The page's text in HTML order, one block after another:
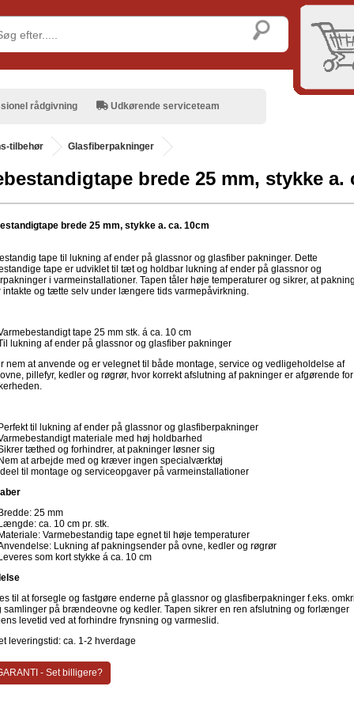
rådgivning Udkørende serviceteam
tilbehør Glasfiberpakninger
brede 25 mm, stykke a.
brede 25 mm, stykke a. ca. 10cm
tape til lukning af ender på glassnor og glasfiber pakninger. Dette
tape er udviklet til tæt og holdbar lukning af ender på glassnor og
i varmeinstallationer. Tapen tåler høje temperaturer og sikrer, at
intakte og tætte selv under længere tids varmepåvirkning.
tape 25 mm stk. á ca. 10 cm
lukning af ender på glassnor og glasfiber pakninger
nem at anvende og er velegnet til både montage, service og vedligeholdelse af
pillefyr, kedler og røgrør, hvor korrekt afslutning af pakninger er afgørende for
Perfekt til lukning af ender på glassnor og glasfiberpakninger
materiale med høj holdbarhed
tæthed og forhindrer, at pakninger løsner sig
Nem at arbejde med og kræver ingen specialværktøj
Ideel til montage og serviceopgaver på varmeinstallationer
Bredde: 25 mm
Længde: ca. 10 cm pr. stk.
Materiale: Varmebestandig tape egnet til høje temperaturer
Lukning af pakningsender på ovne, kedler og røgrør
Leveres som kort stykke á ca. 10 cm
til at forsegle og fastgøre enderne på glassnor og glasfiberpakninger f.eks.
samlinger på brændeovne og kedler. Tapen sikrer en ren afslutning og forlænger
levetid ved at forhindre frynsning og varmeslid.
leveringstid: ca. 1-2 hverdage
- Set billigere?